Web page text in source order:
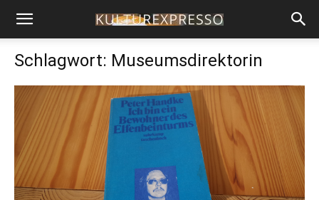
Schlagwort: Museumsdirektorin